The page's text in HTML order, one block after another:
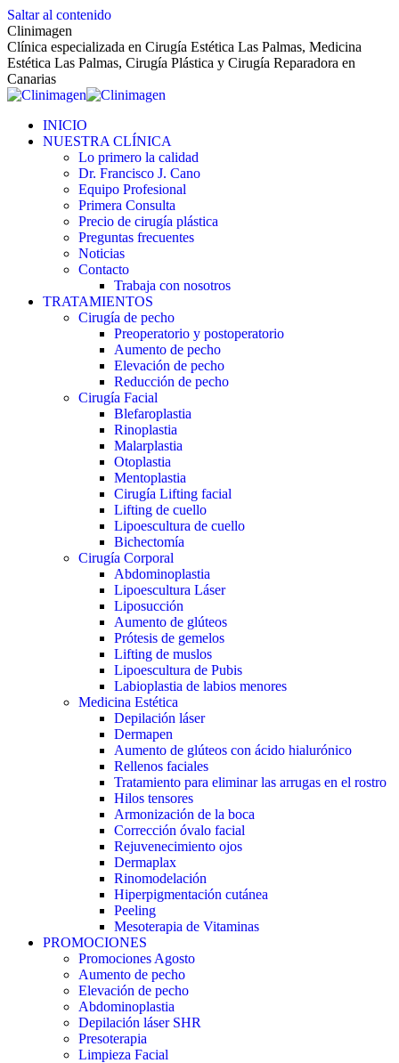
Saltar al contenido
Clinimagen
Clínica especializada en Cirugía Estética Las Palmas, Medicina
Estética Las Palmas, Cirugía Plástica y Cirugía Reparadora en
Canarias
INICIO
NUESTRA CLÍNICA
Lo primero la calidad
Dr. Francisco J. Cano
Equipo Profesional
Primera Consulta
Precio de cirugía plástica
Preguntas frecuentes
Noticias
Contacto
Trabaja con nosotros
TRATAMIENTOS
Cirugía de pecho
Preoperatorio y postoperatorio
Aumento de pecho
Elevación de pecho
Reducción de pecho
Cirugía Facial
Blefaroplastia
Rinoplastia
Malarplastia
Otoplastia
Mentoplastia
Cirugía Lifting facial
Lifting de cuello
Lipoescultura de cuello
Bichectomía
Cirugía Corporal
Abdominoplastia
Lipoescultura Láser
Liposucción
Aumento de glúteos
Prótesis de gemelos
Lifting de muslos
Lipoescultura de Pubis
Labioplastia de labios menores
Medicina Estética
Depilación láser
Dermapen
Aumento de glúteos con ácido hialurónico
Rellenos faciales
Tratamiento para eliminar las arrugas en el rostro
Hilos tensores
Armonización de la boca
Corrección óvalo facial
Rejuvenecimiento ojos
Dermaplax
Rinomodelación
Hiperpigmentación cutánea
Peeling
Mesoterapia de Vitaminas
PROMOCIONES
Promociones Agosto
Aumento de pecho
Elevación de pecho
Abdominoplastia
Depilación láser SHR
Presoterapia
Limpieza Facial